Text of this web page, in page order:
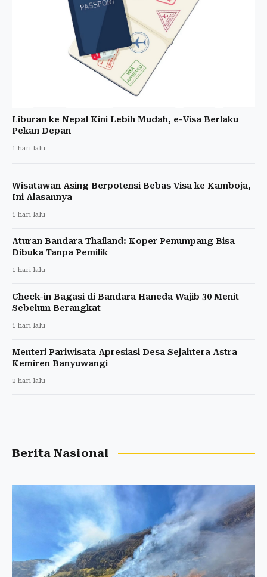
Liburan ke Nepal Kini Lebih Mudah, e-Visa Berlaku
Pekan Depan
1 hari lalu
Wisatawan Asing Berpotensi Bebas Visa ke Kamboja,
Ini Alasannya
1 hari lalu
Aturan Bandara Thailand: Koper Penumpang Bisa
Dibuka Tanpa Pemilik
1 hari lalu
Check-in Bagasi di Bandara Haneda Wajib 30 Menit
Sebelum Berangkat
1 hari lalu
Menteri Pariwisata Apresiasi Desa Sejahtera Astra
Kemiren Banyuwangi
2 hari lalu
Berita Nasional